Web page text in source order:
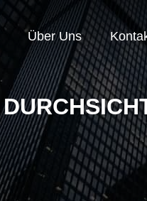
Über Uns